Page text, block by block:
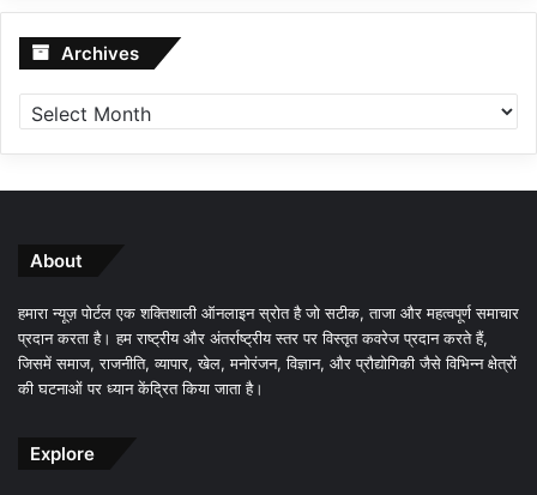
Archives Archives
About
हमारा न्यूज़ पोर्टल एक शक्तिशाली ऑनलाइन स्रोत है जो सटीक, ताजा और महत्वपूर्ण समाचार
प्रदान करता है। हम राष्ट्रीय और अंतर्राष्ट्रीय स्तर पर विस्तृत कवरेज प्रदान करते हैं,
जिसमें समाज, राजनीति, व्यापार, खेल, मनोरंजन, विज्ञान, और प्रौद्योगिकी जैसे विभिन्न क्षेत्रों
की घटनाओं पर ध्यान केंद्रित किया जाता है।
Explore